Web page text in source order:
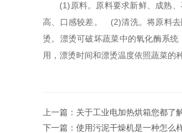
(1)原料。原料要求新鲜、成熟、
高、口感较差。 (2)清洗。将原料
烫。漂烫可破坏蔬菜中的氧化酶系
用，漂烫时间和漂烫温度依照蔬菜的
上一篇： 关于工业电加热烘箱您都了
下一篇： 使用污泥干燥机是一种怎么